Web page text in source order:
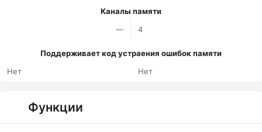
Каналы памяти
—
4
Поддерживает код устраения ошибок памяти
Нет
Нет
Функции